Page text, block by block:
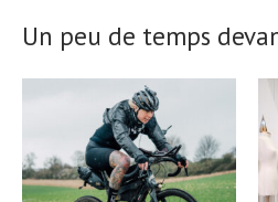
Un peu de temps